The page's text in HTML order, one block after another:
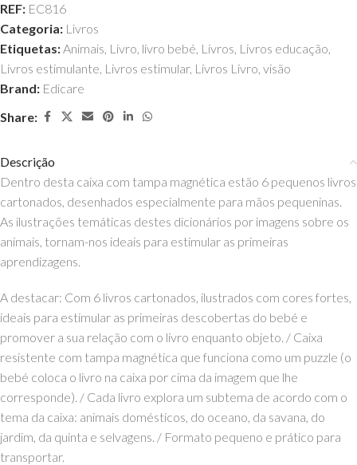
REF: EC816
Categoria: Livros
Etiquetas:Animais, Livro, livro bebé, Livros, Livros educação,
Livros estimulante, Livros estimular, Livros Livro, visão
Brand: Edicare
Share:
Descrição
Dentro desta caixa com tampa magnética estão 6 pequenos livros
cartonados, desenhados especialmente para mãos pequeninas.
As ilustrações temáticas destes dicionários por imagens sobre os
animais, tornam-nos ideais para estimular as primeiras
aprendizagens.
A destacar: Com 6 livros cartonados, ilustrados com cores fortes,
ideais para estimular as primeiras descobertas do bebé e
promover a sua relação com o livro enquanto objeto. / Caixa
resistente com tampa magnética que funciona como um puzzle (o
bebé coloca o livro na caixa por cima da imagem que lhe
corresponde). / Cada livro explora um subtema de acordo com o
tema da caixa: animais domésticos, do oceano, da savana, do
jardim, da quinta e selvagens. / Formato pequeno e prático para
transportar.